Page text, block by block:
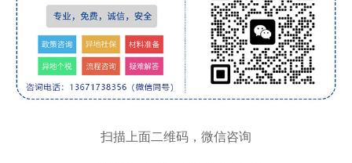
扫描上面二维码，微信咨询